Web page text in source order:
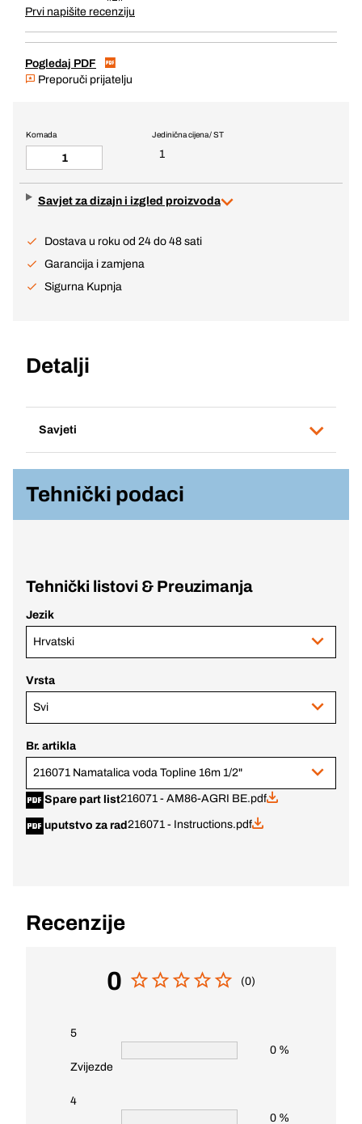
Prvi napišite recenziju
Pogledaj PDF
Preporuči prijatelju
Jedinična cijena / ST
1
Komada
Savjet za dizajn i izgled proizvoda
Dostava u roku od 24 do 48 sati
Garancija i zamjena
Sigurna Kupnja
Detalji
Savjeti
Tehnički podaci
Tehnički listovi & Preuzimanja
Jezik
Hrvatski
Vrsta
Svi
Br. artikla
216071 Namatalica voda Topline 16m 1/2"
Spare part list216071 - AM86-AGRI BE.pdf
uputstvo za rad 216071 - Instructions.pdf
Recenzije
0 (0)
5
Zvijezde
0 %
4
0 %